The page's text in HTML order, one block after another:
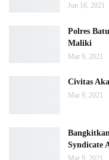
Jun 16, 2021
Polres
Maliki
Mar 9, 2021
Civitas
Mar 9, 2021
Syndicate
Mar 9, 2021